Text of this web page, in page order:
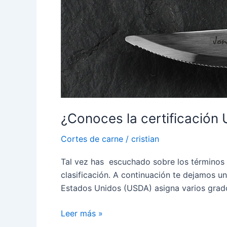
¿Conoces la certificación
Cortes de carne / cristian
Tal vez has escuchado sobre los
clasificación. A continuación te dejamos
Estados Unidos (USDA) asigna varios
Leer más »